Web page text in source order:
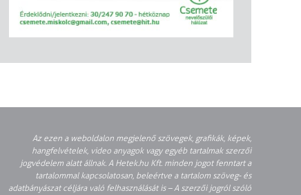
Az ezen a weboldalon megjelenő szövegek, grafikák, képek,
hangfelvételek, video anyagok vagy egyéb tartalmak szerzői
jogvédelem alatt állnak. A Hetek.hu Kft. minden jogot fenntart a
tartalommal kapcsolatosan, beleértve a tartalom szöveg- és
adatbányászat céljára való felhasználását is – A szerzői jogról szóló